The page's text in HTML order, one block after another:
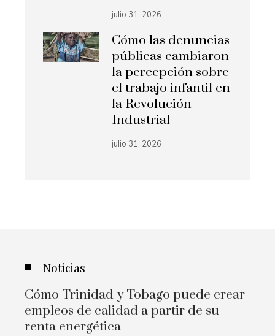
julio 31, 2026
Cómo las denuncias
públicas cambiaron
la percepción sobre
el trabajo infantil en
la Revolución
Industrial
julio 31, 2026
Noticias
Cómo Trinidad y Tobago puede crear
empleos de calidad a partir de su
renta energética